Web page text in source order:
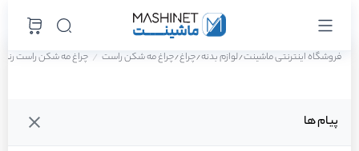
پیام ها
فروشگاه اینترنتی ماشینت/لوازم بدنه/چراغ/چراغ مه شکن راست چراغ مه شکن راست رنو